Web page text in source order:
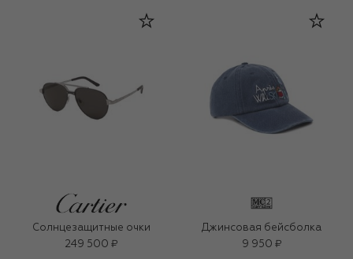
Солнцезащитные очки
249 500 ₽
Джинсовая бейсболка
9 950 ₽